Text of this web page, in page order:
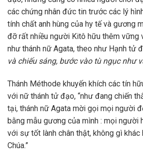
các chứng nhân đức tin trước các lý
tính chất anh hùng của hy tế và gương
đỡ rất nhiều người Kitô hữu thêm vững
như thánh nữ Agata, theo như Hạnh tử
và chiếu sáng, bước vào tù ngục như
Thánh Méthode khuyến khích các tín
với nữ thánh tử đạo, “như đang chiến
tại, thánh nữ Agata mời gọi mọi người
bằng mẫu gương của mình : mọi người
với sự tốt lành chân thật, không gì khác
Chúa.”